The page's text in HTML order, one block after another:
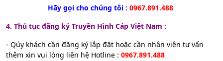
Hãy gọi cho chúng tôi : 0967.891.488
4. Thủ tục đăng ký Truyền Hình Cáp Việt Nam :
- Qúy khách cần đăng ký lắp đặt hoặc cần nhân viên tư vấn
thêm xin vui lòng liên hệ Hotline : 0967.891.488